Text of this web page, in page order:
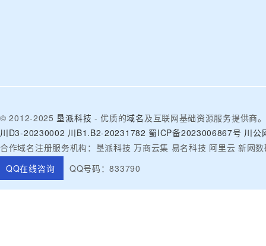
© 2012-2025 垦派科技 - 优质的域名 及互联网基础资源服务提供商。
川D3-20230002 川B1.B2-20231782 蜀ICP备2023006867号 川公
合作域名注册服务机构：垦派科技 万商云集 易名科技 阿里云 新网
QQ在线咨询
QQ号码：833790